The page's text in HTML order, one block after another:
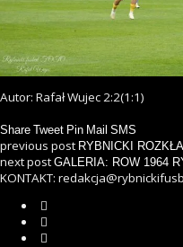
Autor: Rafał Wujec 2:2(1:1)
Share Tweet Pin Mail SMS
previous post RYBNICKI
next postGALERIA: ROW 1964
KONTAKT: